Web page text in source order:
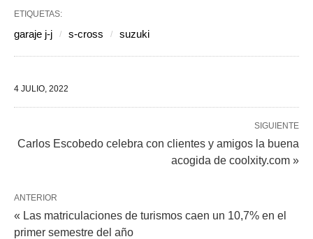
ETIQUETAS:
garaje j-j s-cross suzuki
4 JULIO, 2022
SIGUIENTE
Carlos Escobedo celebra con clientes y amigos la buena
acogida de coolxity.com »
ANTERIOR
« Las matriculaciones de turismos caen un 10,7% en el
primer semestre del año